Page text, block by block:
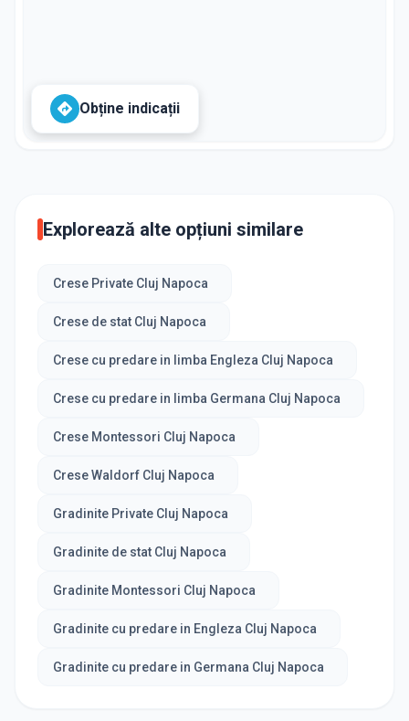
Obține indicații
Explorează alte opțiuni similare
Crese Private Cluj Napoca
Crese de stat Cluj Napoca
Crese cu predare in limba Engleza Cluj Napoca
Crese cu predare in limba Germana Cluj Napoca
Crese Montessori Cluj Napoca
Crese Waldorf Cluj Napoca
Gradinite Private Cluj Napoca
Gradinite de stat Cluj Napoca
Gradinite Montessori Cluj Napoca
Gradinite cu predare in Engleza Cluj Napoca
Gradinite cu predare in Germana Cluj Napoca